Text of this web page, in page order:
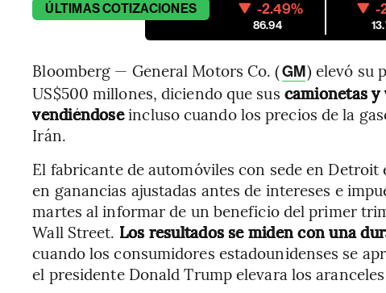
ÚLTIMASCOTIZACIONES -2.49%
86.94
-
Bloomberg — General Motors Co. (GM) elevó su
US$500 millones, diciendo que sus camionetas
vendiéndoseincluso cuando los precios de la
Irán.
El fabricante de automóviles con sede en Detroit
en ganancias ajustadas antes de intereses e
martes al informar de un beneficio del primer
Wall Street. Los resultados se miden con una
cuando los consumidores estadounidenses se
el presidente Donald Trump elevara los